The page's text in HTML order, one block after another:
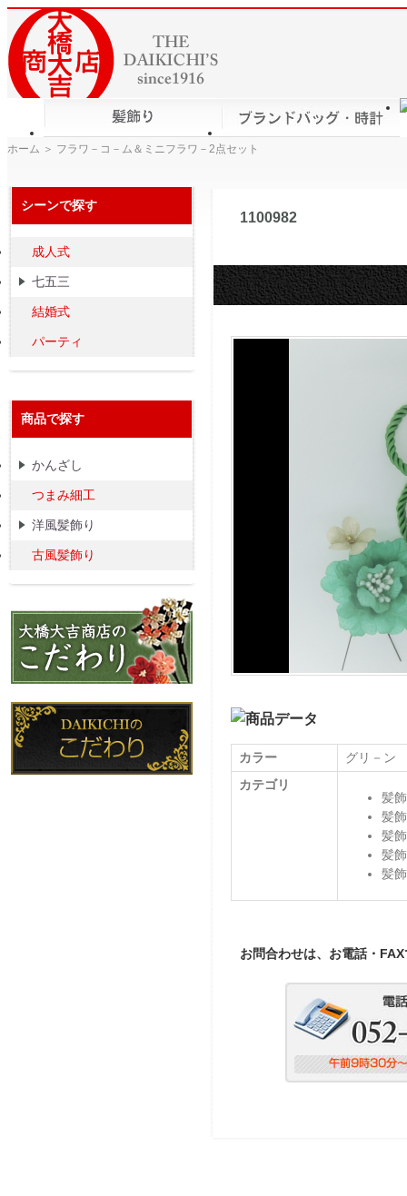
ホーム ＞ フラワ－コ－ム＆ミニフラワ－2点セット
1100982
カラー
グリ－ン
カテゴリ
髪
髪
髪
髪
髪
お問合わせは、お電話・
シーンで探す
成人式
七五三
結婚式
パーティ
商品で探す
かんざし
つまみ細工
洋風髪飾り
古風髪飾り